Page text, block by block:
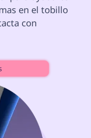
en el tobillo
con